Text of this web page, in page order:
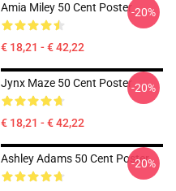
Amia Miley 50 Cent Poster
€ 18,21 - € 42,22
-20%
Jynx Maze 50 Cent Poster
€ 18,21 - € 42,22
-20%
Ashley Adams 50 Cent Poster
-20%